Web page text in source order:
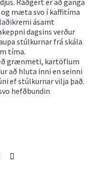
Ráðgert er að ganga
mæta svo í kaffitíma
ásamt
dagsins verður
stúlkurnar frá skála
tíma.
grænmeti, kartöflum
að hluta inni en seinni
ef stúlkurnar vilja það.
hefðbundin
Pinterest